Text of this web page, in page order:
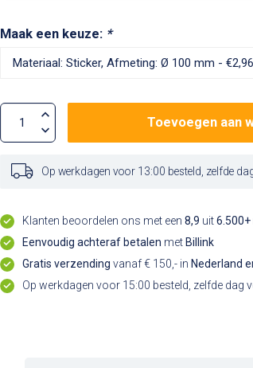
Maak een keuze: *
Toevoegen aan
Op werkdagen voor 13:00 besteld, zelfde
Klanten beoordelen ons met een8,9 uit
Eenvoudig achteraf betalen met Billink
Gratis verzending vanaf € 150,- in Nederland
Op werkdagen voor 15:00 besteld, zelfde dag